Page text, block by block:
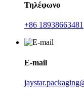
Τηλέφωνο
+86 18938663481
E-mail